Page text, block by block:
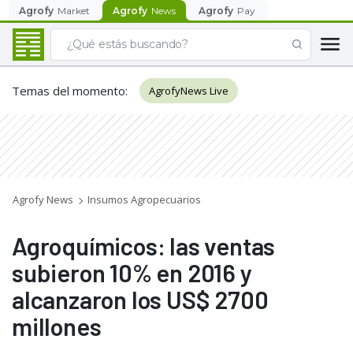
Agrofy Market Agrofy News Agrofy Pay
Temas del momento: AgrofyNews Live
Agrofy News Insumos Agropecuarios
Agroquímicos: las ventas
subieron 10% en 2016 y
alcanzaron los US$ 2700
millones